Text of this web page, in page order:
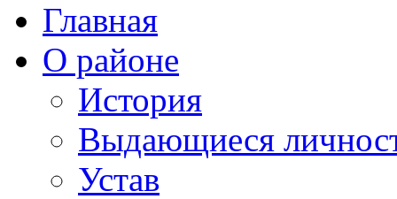
Главная
О районе
История
Выдающиеся
Устав